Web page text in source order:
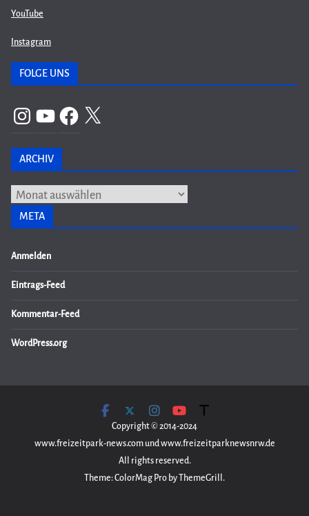
YouTube
Instagram
FOLGE UNS
InstagramYouTubeFacebook
X
ARCHIV
Archiv
META
Anmelden
Eintrags-Feed
Kommentar-Feed
WordPress.org
Copyright © 2014-2024
www.freizeitpark-news.com und www.freizeitparknewsnrw.de
All rights reserved.
Theme: ColorMag Pro by ThemeGrill.